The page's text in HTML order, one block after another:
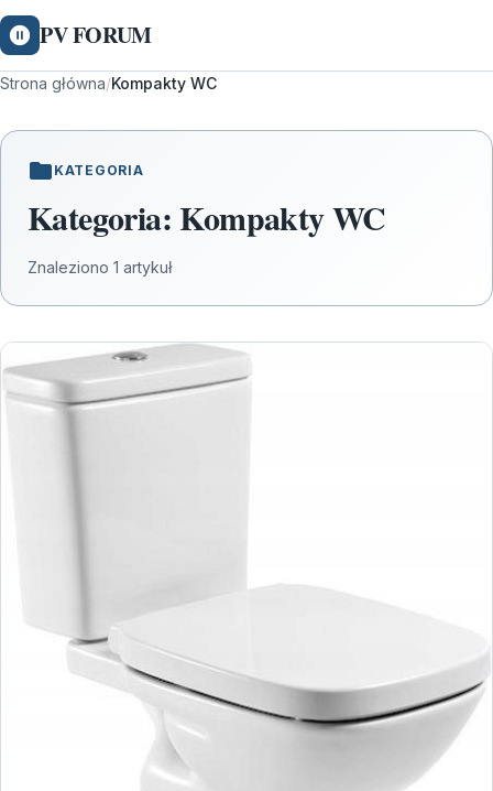
PV FORUM
Strona główna/Kompakty WC
KATEGORIA
Kategoria: Kompakty WC
Znaleziono 1 artykuł